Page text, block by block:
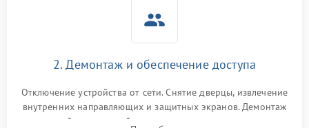
2. Демонтаж и обеспечение доступа
Отключение устройства от сети. Снятие дверцы, извлечение
внутренних направляющих и защитных экранов. Демонтаж
задней или верхней панели для прямого доступа к